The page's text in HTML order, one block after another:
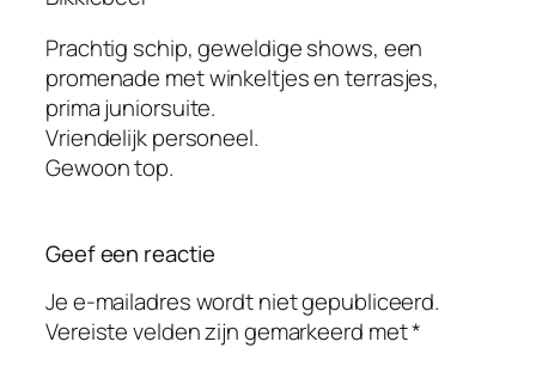
Prachtig schip, geweldige shows, een
promenade met winkeltjes en terrasjes,
prima juniorsuite.
Vriendelijk personeel.
Gewoon top.
Geef een reactie
Je e-mailadres wordt niet gepubliceerd.
Vereiste velden zijn gemarkeerd met*